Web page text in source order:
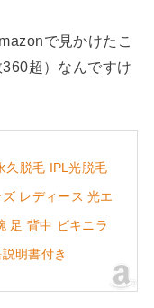
で見かけたこ
超）なんですけ
久脱毛 IPL光脱毛
レディース 光エ
足 背中 ビキニラ
明書付き